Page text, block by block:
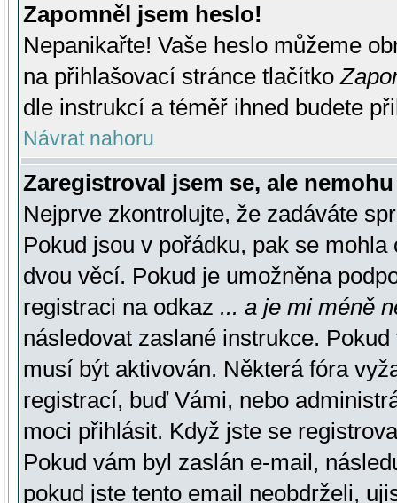
Zapomněl jsem heslo!
Nepanikařte! Vaše heslo můžeme
na přihlašovací stránce tlačítko
dle instrukcí a téměř ihned budete
Návrat nahoru
Zaregistroval jsem se, ale
Nejprve zkontrolujte, že zadáváte
Pokud jsou v pořádku, pak se
dvou věcí. Pokud je umožněna
registraci na odkaz ... a je mi méně
následovat zaslané instrukce.
musí být aktivován. Některá fóra
registrací, buď Vámi, nebo
moci přihlásit. Když jste se
Pokud vám byl zaslán e-mail,
pokud jste tento email neobdrželi,